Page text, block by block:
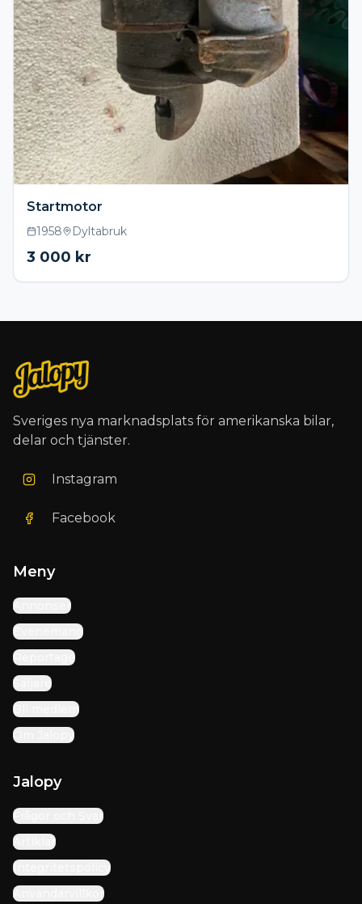
Startmotor
1958 Dyltabruk
3 000 kr
Sveriges nya marknadsplats för amerikanska bilar,
delar och tjänster.
Instagram
Facebook
Meny
Annonser
Evenemang
Reportage
Säljare
Bli medlem
Om Jalopy
Jalopy
Frågor och Svar
Artiklar
Integritetspolicy
Användarvillkor